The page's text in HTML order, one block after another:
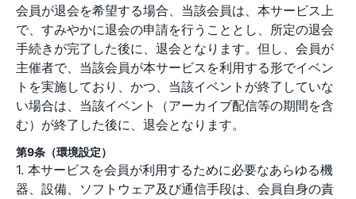
会員が退会を希望する場合、当該会員は、本サービス上
で、すみやかに退会の申請を行うこととし、所定の退会
手続きが完了した後に、退会となります。但し、会員が
主催者で、当該会員が本サービスを利用する形でイベン
トを実施しており、かつ、当該イベントが終了していな
い場合は、当該イベント（アーカイブ配信等の期間を含
む）が終了した後に、退会となります。
第9条（環境設定）
1. 本サービスを会員が利用するために必要なあらゆる機
器、設備、ソフトウェア及び通信手段は、会員自身の責